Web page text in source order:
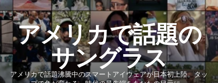
アメリカで話題の
サングラス
アメリカで話題沸騰中のスマートアイウェアが日本初上陸。タッ